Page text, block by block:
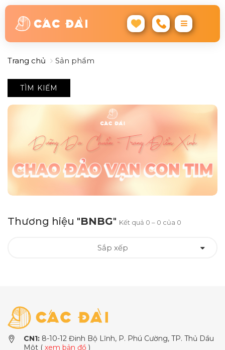
Trang chủ Sản phẩm
TÌM KIẾM
Thương hiệu "BNBG" Kết quả 0 – 0 của 0
Sắp xếp
CN1: 8-10-12 Đinh Bộ Lĩnh, P. Phú Cường, TP. Thủ Dầu
Một ( xem bản đồ )